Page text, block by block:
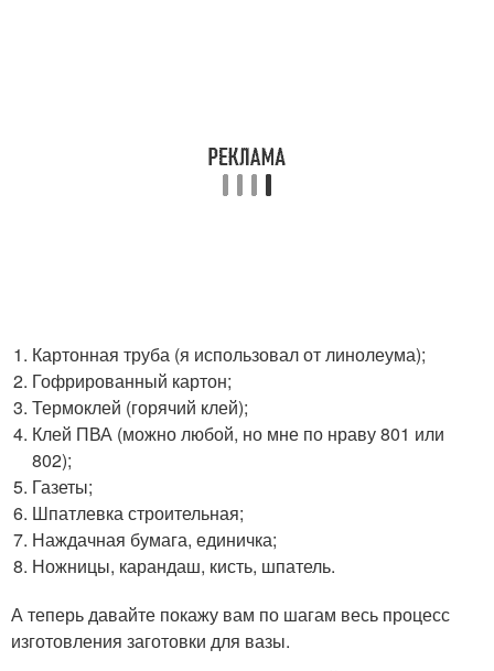
Картонная труба (я использовал от линолеума);
Гофрированный картон;
Термоклей (горячий клей);
Клей ПВА (можно любой, но мне по нраву 801 или
802);
Газеты;
Шпатлевка строительная;
Наждачная бумага, единичка;
Ножницы, карандаш, кисть, шпатель.
А теперь давайте покажу вам по шагам весь процесс
изготовления заготовки для вазы.